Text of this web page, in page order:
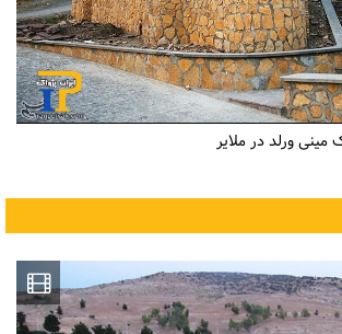
ورلد در ملایر